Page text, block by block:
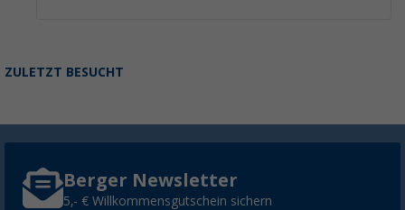
ZULETZT BESUCHT
Berger Newsletter
5,- € Willkommensgutschein sichern